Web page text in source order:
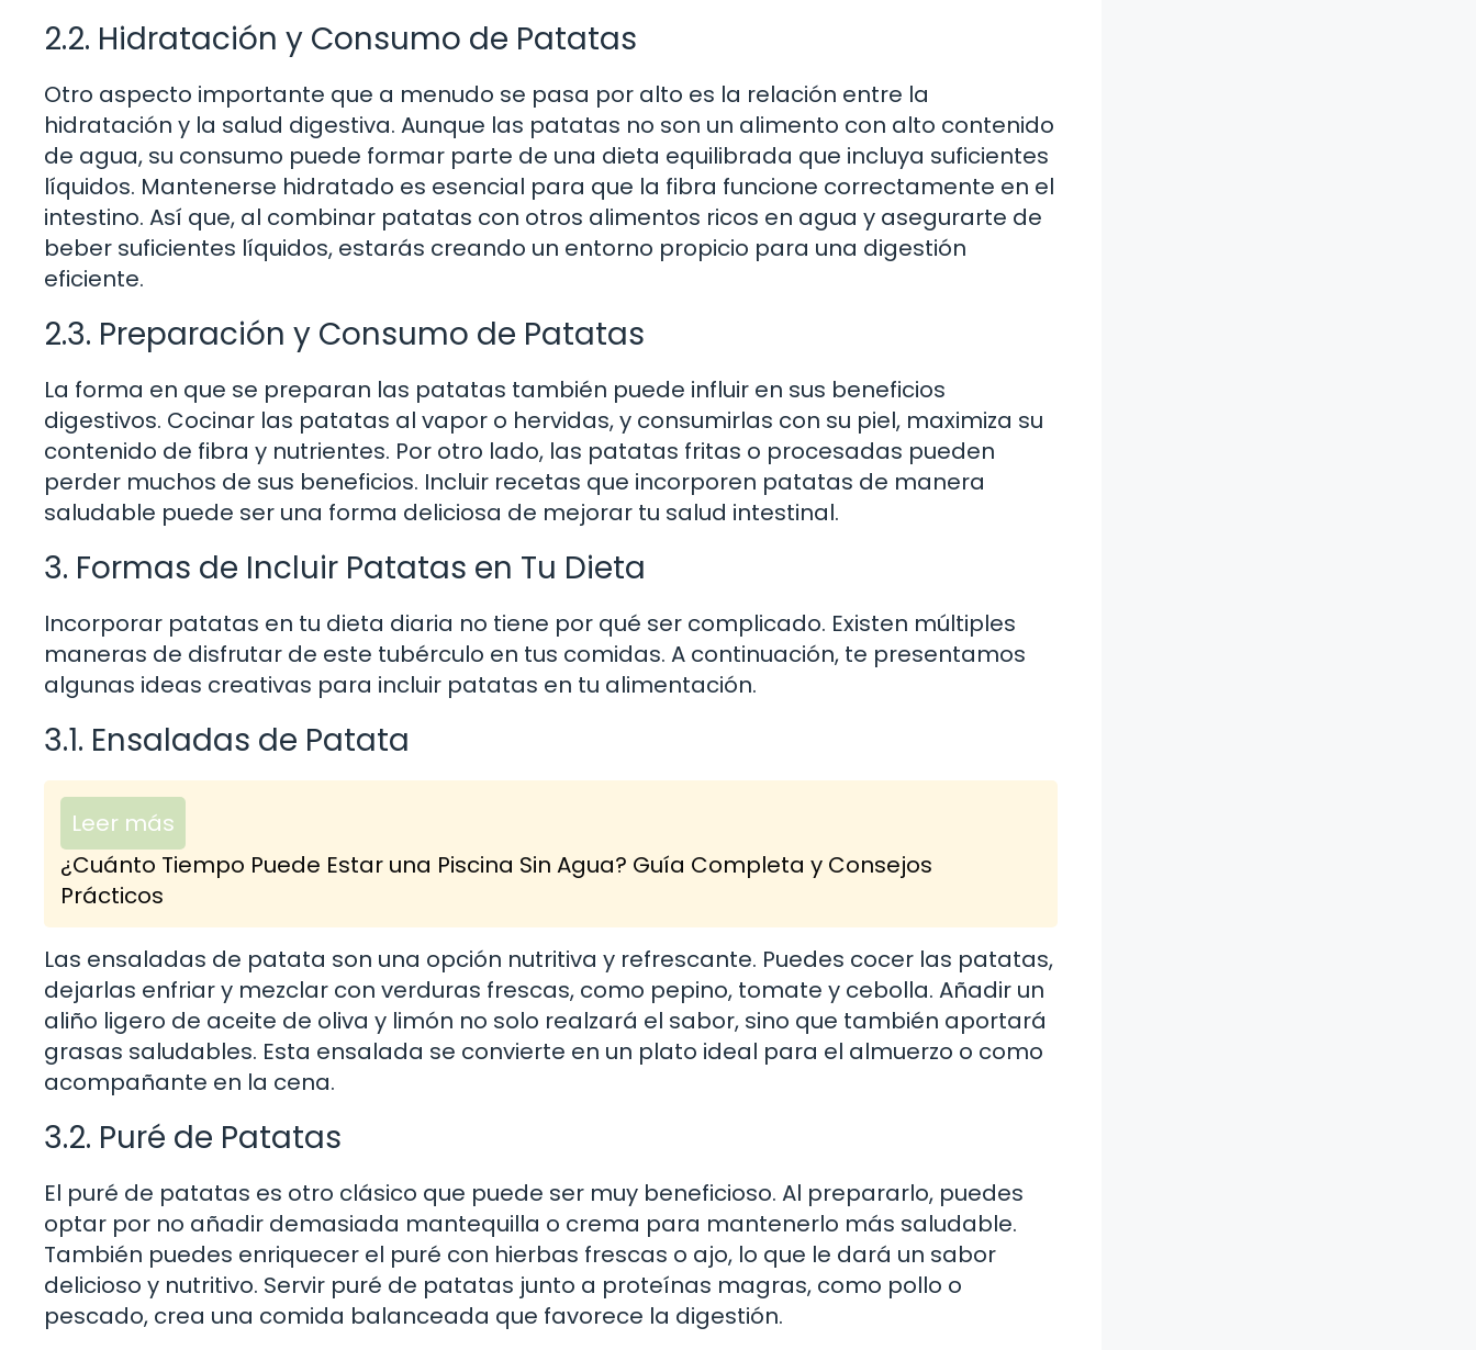
2.2. Hidratación y Consumo de Patatas
Otro aspecto importante que a menudo se pasa por alto es la relación entre la
hidratación y la salud digestiva. Aunque las patatas no son un alimento con alto contenido
de agua, su consumo puede formar parte de una dieta equilibrada que incluya suficientes
líquidos. Mantenerse hidratado es esencial para que la fibra funcione correctamente en el
intestino. Así que, al combinar patatas con otros alimentos ricos en agua y asegurarte de
beber suficientes líquidos, estarás creando un entorno propicio para una digestión
eficiente.
2.3. Preparación y Consumo de Patatas
La forma en que se preparan las patatas también puede influir en sus beneficios
digestivos. Cocinar las patatas al vapor o hervidas, y consumirlas con su piel, maximiza su
contenido de fibra y nutrientes. Por otro lado, las patatas fritas o procesadas pueden
perder muchos de sus beneficios. Incluir recetas que incorporen patatas de manera
saludable puede ser una forma deliciosa de mejorar tu salud intestinal.
3. Formas de Incluir Patatas en Tu Dieta
Incorporar patatas en tu dieta diaria no tiene por qué ser complicado. Existen múltiples
maneras de disfrutar de este tubérculo en tus comidas. A continuación, te presentamos
algunas ideas creativas para incluir patatas en tu alimentación.
3.1. Ensaladas de Patata
Leer más
¿Cuánto Tiempo Puede Estar una Piscina Sin Agua? Guía Completa y Consejos
Prácticos
Las ensaladas de patata son una opción nutritiva y refrescante. Puedes cocer las patatas,
dejarlas enfriar y mezclar con verduras frescas, como pepino, tomate y cebolla. Añadir un
aliño ligero de aceite de oliva y limón no solo realzará el sabor, sino que también aportará
grasas saludables. Esta ensalada se convierte en un plato ideal para el almuerzo o como
acompañante en la cena.
3.2. Puré de Patatas
El puré de patatas es otro clásico que puede ser muy beneficioso. Al prepararlo, puedes
optar por no añadir demasiada mantequilla o crema para mantenerlo más saludable.
También puedes enriquecer el puré con hierbas frescas o ajo, lo que le dará un sabor
delicioso y nutritivo. Servir puré de patatas junto a proteínas magras, como pollo o
pescado, crea una comida balanceada que favorece la digestión.